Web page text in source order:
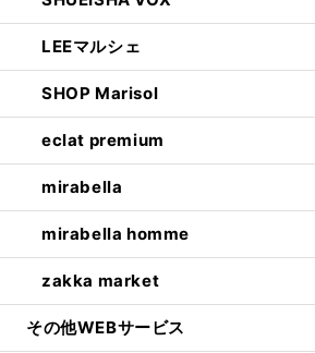
LEEマルシェ
SHOP Marisol
eclat premium
mirabella
mirabella homme
zakka market
その他WEBサービス